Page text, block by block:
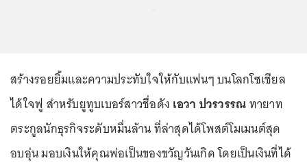
สร้างรอยยิ้มและความประทับใจให้กับแฟนๆ บนโลกโซเชียล
ได้ใจฟู สำหรับยูทูบเบอร์สาวชื่อดัง เอวา ปวรวรรณทายาท
ตระกูลนักธุรกิจระดับหมื่นล้าน ที่ล่าสุดได้โพสต์โมเมนต์สุด
อบอุ่น มอบเงินให้คุณพ่อเป็นของขวัญวันเกิด โดยเป็นเงินที่ได้